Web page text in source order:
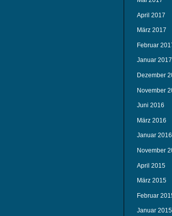
April 2017
März 2017
Februar
Januar 2017
Dezember
November
Juni 2016
März 2016
Januar 2016
November
April 2015
März 2015
Februar
Januar 2015